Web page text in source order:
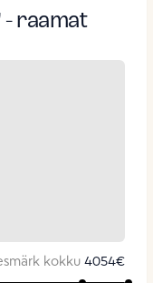
- raamat
kokku 4054€